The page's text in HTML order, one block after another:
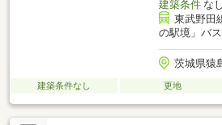
建築条件なし
東武野田
の駅境」バ
茨城県猿
建築条件なし 更地